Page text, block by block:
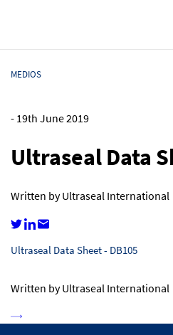
MEDIOS
-19th June 2019
Ultraseal Data
Written by Ultraseal International
Ultraseal Data Sheet - DB105
Written by Ultraseal International